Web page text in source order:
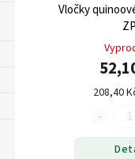
Vločky
ZP
208,40